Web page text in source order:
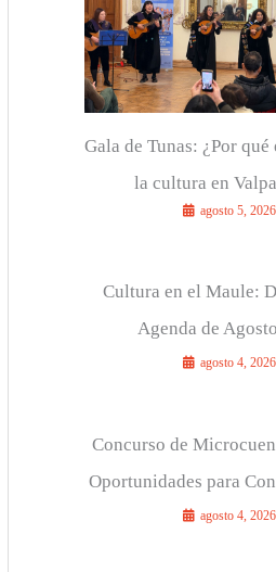
Gala de Tunas: ¿Por qué
la cultura en
agosto 5, 2026
Cultura en el Maule:
Agenda de
agosto 4, 2026
Concurso de
Oportunidades para
agosto 4, 2026